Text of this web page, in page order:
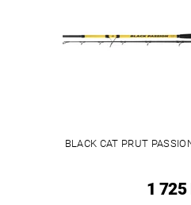
BLACK CAT PRUT
1 725